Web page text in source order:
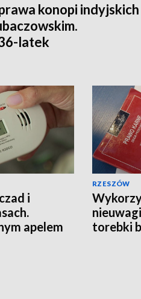
konopi indyjskich
latek
i
apelem
RZESZÓW
torebki